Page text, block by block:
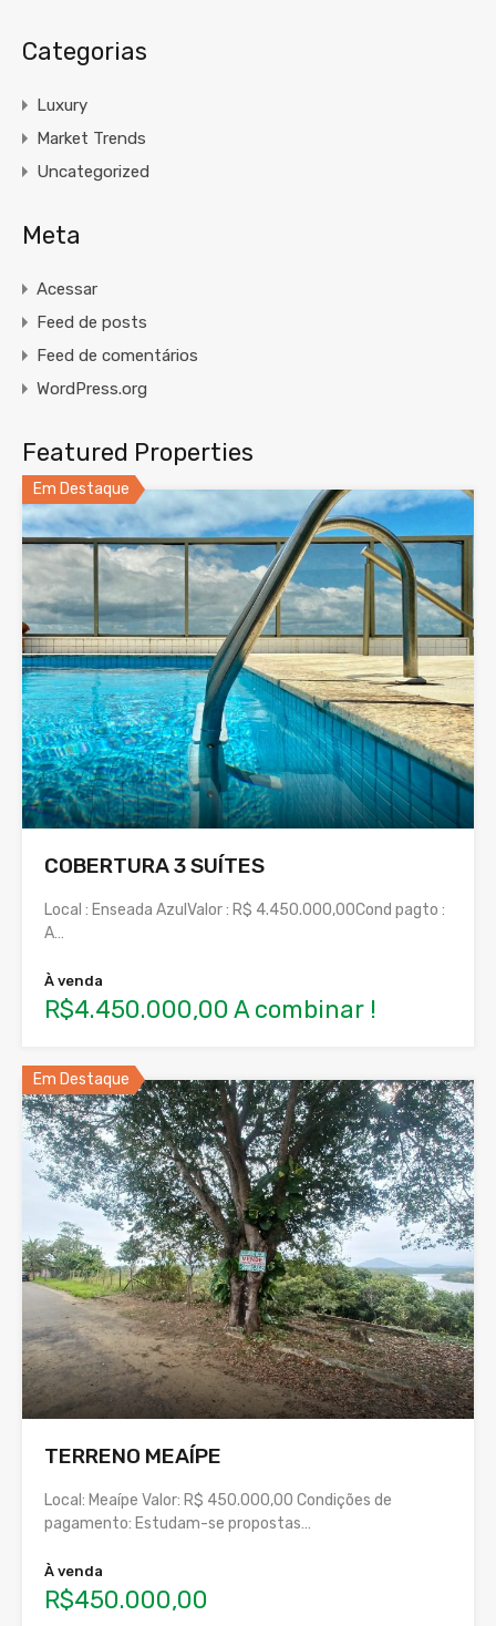
Categorias
Luxury
Market Trends
Uncategorized
Meta
Acessar
Feed de posts
Feed de comentários
WordPress.org
Featured Properties
Em Destaque
COBERTURA 3 SUÍTES
Local : Enseada AzulValor : R$ 4.450.000,00Cond pagto :
A…
À venda
R$4.450.000,00 A combinar !
Em Destaque
TERRENO MEAÍPE
Local: Meaípe Valor: R$ 450.000,00 Condições de
pagamento: Estudam-se propostas…
À venda
R$450.000,00